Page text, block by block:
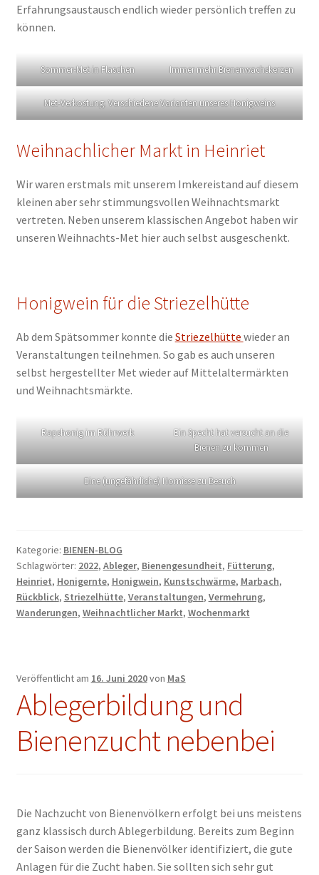
Erfahrungsaustausch endlich wieder persönlich treffen zu
können.
Sommer-Met in Flaschen Immer mehr Bienenwachskerzen
Met-Verkostung: Verschiedene Varianten unseres Honigweins
Weihnachlicher Markt in Heinriet
Wir waren erstmals mit unserem Imkereistand auf diesem
kleinen aber sehr stimmungsvollen Weihnachtsmarkt
vertreten. Neben unserem klassischen Angebot haben wir
unseren Weihnachts-Met hier auch selbst ausgeschenkt.
Honigwein für die Striezelhütte
Ab dem Spätsommer konnte die Striezelhütte wieder an
Veranstaltungen teilnehmen. So gab es auch unseren
selbst hergestellter Met wieder auf Mittelaltermärkten
und Weihnachtsmärkte.
Rapshonig im Rührwerk
Ein Specht hat versucht an die
Bienen zu kommen
Eine (ungefährliche) Hornisse zu Besuch
Kategorie: BIENEN-BLOG
Schlagwörter: 2022, Ableger, Bienengesundheit, Fütterung,
Heinriet, Honigernte, Honigwein, Kunstschwärme, Marbach,
Rückblick, Striezelhütte, Veranstaltungen, Vermehrung,
Wanderungen, Weihnachtlicher Markt, Wochenmarkt
Veröffentlicht am 16. Juni 2020von MaS
Ablegerbildung und
Bienenzucht nebenbei
Die Nachzucht von Bienenvölkern erfolgt bei uns meistens
ganz klassisch durch Ablegerbildung. Bereits zum Beginn
der Saison werden die Bienenvölker identifiziert, die gute
Anlagen für die Zucht haben. Sie sollten sich sehr gut